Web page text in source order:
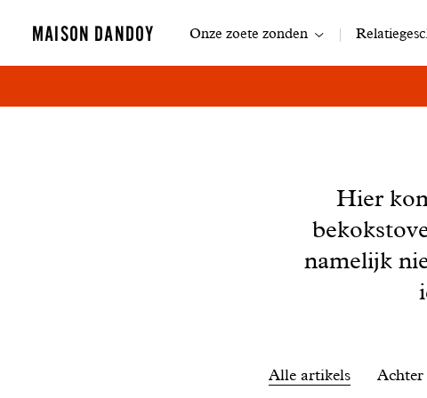
MAISON DANDOY Navigatie
Onze zoete zonden
Hier
namelijk
Alle artikels Achter